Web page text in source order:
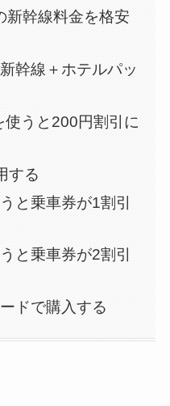
新幹線料金を格安
幹線＋ホテルパッ
使うと200円割引に
する
と乗車券が1割引
と乗車券が2割引
ドで購入する